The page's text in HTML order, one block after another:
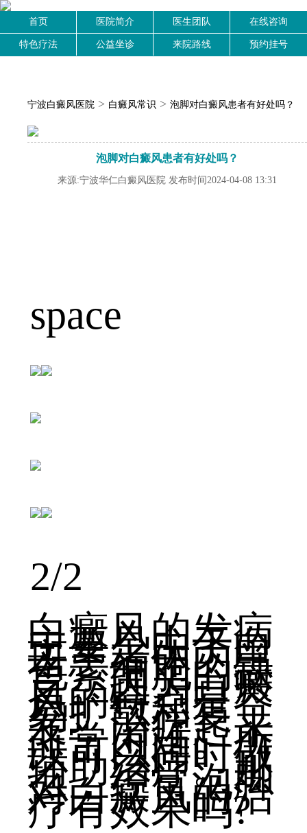
首页 医院简介 医生团队 在线咨询
特色疗法 公益坐诊 来院路线 预约挂号
宁波白癜风医院 > 白癜风常识 > 泡脚对白癜风患者有好处吗？
泡脚对白癜风患者有好处吗？
来源:宁波华仁白癜风医院 发布时间2024-04-08 13:31
space
2/2
白癜风的发病
主要是由于白
斑患者体内黑
色素细胞的缺
乏。因为白癜
风的特点是容
易扩散和复
发，治疗起来
非常困难。所
以可以同时做
辅助治疗。那
么，经常泡脚
对白癜风的治
疗有效果吗?